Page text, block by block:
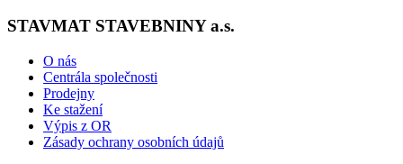
STAVMAT STAVEBNINY a.s.
O nás
Centrála společnosti
Prodejny
Ke stažení
Výpis z OR
Zásady ochrany osobních údajů